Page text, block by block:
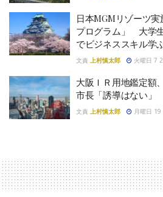
日本MGMリゾーツ
プログラム」 大学
でビジネススキル学
文責 上村慎太郎 火曜日 7
大阪ＩＲ用地鑑定
市長「誘導はない」
文責 上村慎太郎 月曜日